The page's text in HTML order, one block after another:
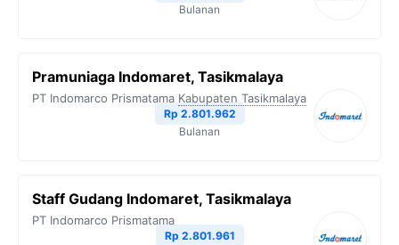
Bulanan
Pramuniaga Indomaret, Tasikmalaya
PT Indomarco Prismatama Kabupaten Tasikmalaya
Rp 2.801.962
Bulanan
Staff Gudang Indomaret, Tasikmalaya
PT Indomarco Prismatama
Rp 2.801.961